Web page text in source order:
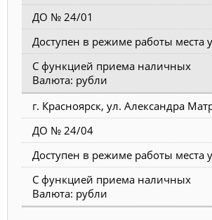
ДО № 24/01
Доступен в режиме работы места
С функцией приема наличных
Валюта: рубли
г. Красноярск, ул. Александра
ДО № 24/04
Доступен в режиме работы места
С функцией приема наличных
Валюта: рубли